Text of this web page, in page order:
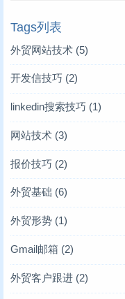
Tags列表
外贸网站技术 (5)
开发信技巧 (2)
linkedin搜索技巧 (1)
网站技术 (3)
报价技巧 (2)
外贸基础 (6)
外贸形势 (1)
Gmail邮箱 (2)
外贸客户跟进 (2)